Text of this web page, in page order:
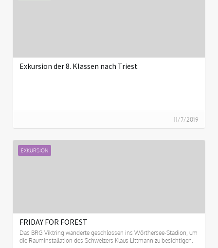
Exkursion der 8. Klassen nach Triest
11/7/2019
EXKURSION
FRIDAY FOR FOREST
Das BRG Viktring wanderte geschlossen ins Wörthersee-Stadion, um
die Rauminstallation des Schweizers Klaus Littmann zu besichtigen.